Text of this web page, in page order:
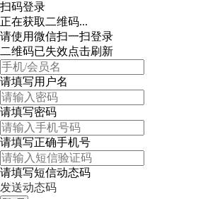
扫码登录
正在获取二维码...
请使用微信扫一扫登录
二维码已失效点击刷新
请填写用户名
请填写密码
请填写正确手机号
请填写短信动态码
发送动态码